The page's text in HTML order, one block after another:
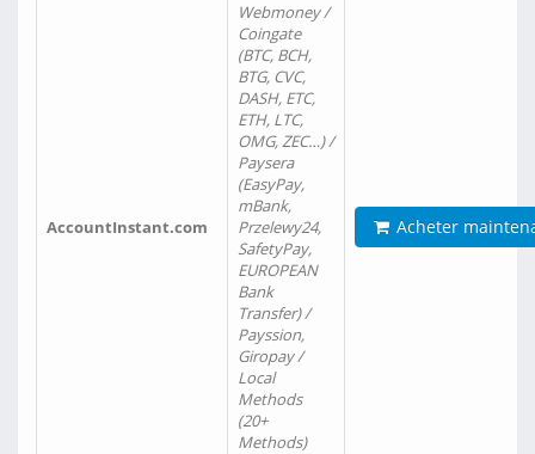
AccountInstant.com
Webmoney /
Coingate
(BTC, BCH,
BTG, CVC,
DASH, ETC,
ETH, LTC,
OMG, ZEC…) /
Paysera
(EasyPay,
mBank,
Przelewy24,
SafetyPay,
EUROPEAN
Bank
Transfer) /
Payssion,
Giropay /
Local
Methods
(20+
Methods)
Acheter